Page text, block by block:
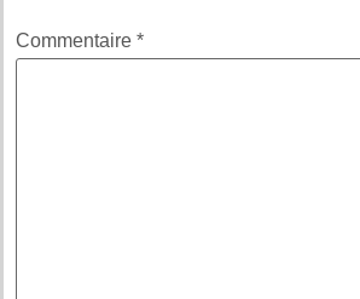
Commentaire *